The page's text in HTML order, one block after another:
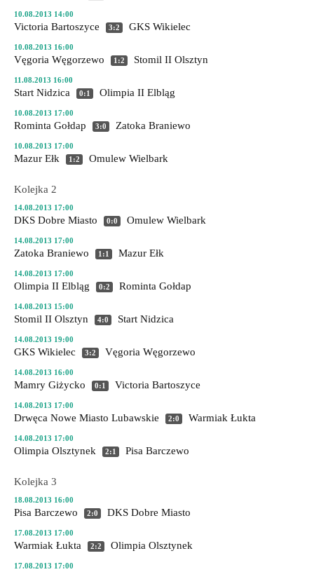
10.08.2013 14:00
Victoria Bartoszyce 3:2 GKS Wikielec
10.08.2013 16:00
Vęgoria Węgorzewo 1:2 Stomil II Olsztyn
11.08.2013 16:00
Start Nidzica 0:1 Olimpia II Elbląg
10.08.2013 17:00
Rominta Gołdap 3:0 Zatoka Braniewo
10.08.2013 17:00
Mazur Ełk 1:2 Omulew Wielbark
Kolejka 2
14.08.2013 17:00
DKS Dobre Miasto 0:0 Omulew Wielbark
14.08.2013 17:00
Zatoka Braniewo 1:1 Mazur Ełk
14.08.2013 17:00
Olimpia II Elbląg 0:2 Rominta Gołdap
14.08.2013 15:00
Stomil II Olsztyn 4:0 Start Nidzica
14.08.2013 19:00
GKS Wikielec 3:2 Vęgoria Węgorzewo
14.08.2013 16:00
Mamry Giżycko 0:1 Victoria Bartoszyce
14.08.2013 17:00
Drwęca Nowe Miasto Lubawskie 2:0 Warmiak Łukta
14.08.2013 17:00
Olimpia Olsztynek 2:1 Pisa Barczewo
Kolejka 3
18.08.2013 16:00
Pisa Barczewo 2:0 DKS Dobre Miasto
17.08.2013 17:00
Warmiak Łukta 2:2 Olimpia Olsztynek
17.08.2013 17:00